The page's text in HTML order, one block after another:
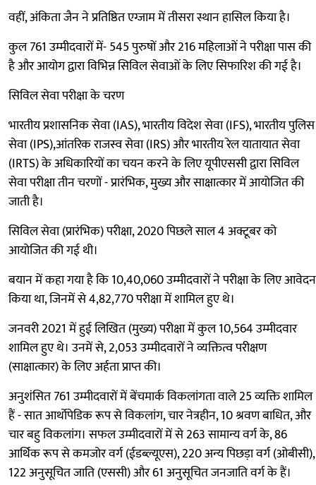
वहीं, अंकिता जैन ने प्रतिष्ठित एग्जाम में तीसरा स्थान हासिल किया है।
कुल 761 उम्मीदवारों में- 545 पुरुषों और 216 महिलाओं ने परीक्षा पास की
है और आयोग द्वारा विभिन्न सिविल सेवाओं के लिए सिफारिश की गई है।
सिविल सेवा परीक्षा के चरण
भारतीय प्रशासनिक सेवा (IAS), भारतीय विदेश सेवा (IFS), भारतीय पुलिस
सेवा (IPS),आंतरिक राजस्व सेवा (IRS) और भारतीय रेल यातायात सेवा
(IRTS) के अधिकारियों का चयन करने के लिए यूपीएससी द्वारा सिविल
सेवा परीक्षा तीन चरणों - प्रारंभिक, मुख्य और साक्षात्कार में आयोजित की
जाती है।
सिविल सेवा (प्रारंभिक) परीक्षा, 2020 पिछले साल 4 अक्टूबर को
आयोजित की गई थी।
बयान में कहा गया है कि 10,40,060 उम्मीदवारों ने परीक्षा के लिए आवेदन
किया था, जिनमें से 4,82,770 परीक्षा में शामिल हुए थे।
जनवरी 2021 में हुई लिखित (मुख्य) परीक्षा में कुल 10,564 उम्मीदवार
शामिल हुए थे। उनमें से, 2,053 उम्मीदवारों ने व्यक्तित्व परीक्षण
(साक्षात्कार) के लिए अर्हता प्राप्त की।
अनुशंसित 761 उम्मीदवारों में बेंचमार्क विकलांगता वाले 25 व्यक्ति शामिल
हैं - सात आर्थोपेडिक रूप से विकलांग, चार नेत्रहीन, 10 श्रवण बाधित, और
चार बहु विकलांग। सफल उम्मीदवारों में से 263 सामान्य वर्ग के, 86
आर्थिक रूप से कमजोर वर्ग (ईडब्ल्यूएस), 220 अन्य पिछड़ा वर्ग (ओबीसी),
122 अनुसूचित जाति (एससी) और 61 अनुसूचित जनजाति वर्ग के हैं।